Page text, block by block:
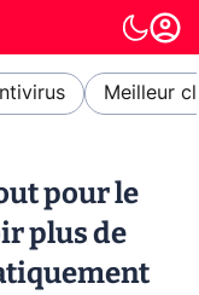
Meilleur
pour le
plus de